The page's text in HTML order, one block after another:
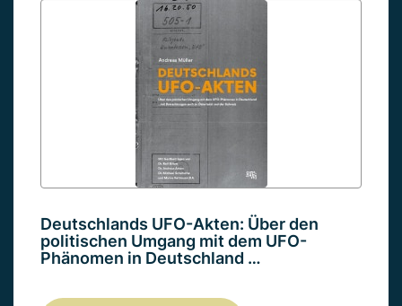
Deutschlands UFO-Akten: Über den
politischen Umgang mit dem UFO-
Phänomen in Deutschland …